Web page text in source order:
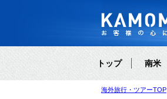
トップ 南米
海外旅行・ツアーTOP